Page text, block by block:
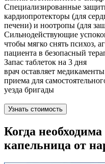
Специализированные
кардиопротекторы (для
печени) и ноотропы (для
Сильнодействующие
чтобы мягко снять психоз,
пациента в безопасный
Запас таблеток на 3 дня
врач оставляет
приема для
уезда бригады
Узнать стоимость
Когда
капельница от